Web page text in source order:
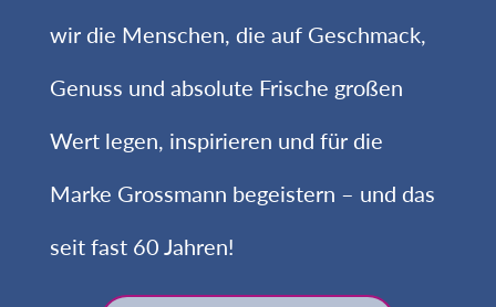
wir die Menschen, die auf Geschmack,
Genuss und absolute Frische großen
Wert legen, inspirieren und für die
Marke Grossmann begeistern – und das
seit fast 60 Jahren!